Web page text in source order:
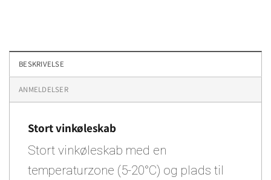
BESKRIVELSE
ANMELDELSER
Stort vinkøleskab
Stort vinkøleskab med en
temperaturzone (5-20°C) og plads til